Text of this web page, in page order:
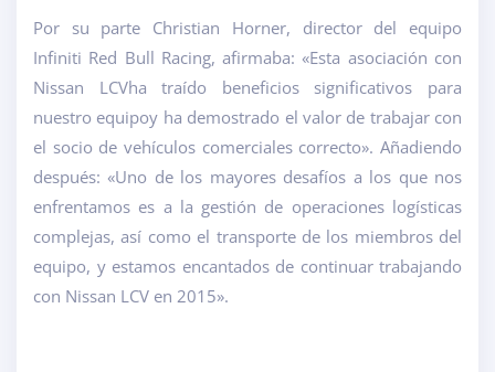
Por su parte Christian Horner, director del equipo
Infiniti Red Bull Racing, afirmaba: «Esta asociación con
Nissan LCVha traído beneficios significativos para
nuestro equipoy ha demostrado el valor de trabajar con
el socio de vehículos comerciales correcto». Añadiendo
después: «Uno de los mayores desafíos a los que nos
enfrentamos es a la gestión de operaciones logísticas
complejas, así como el transporte de los miembros del
equipo, y estamos encantados de continuar trabajando
con Nissan LCV en 2015».